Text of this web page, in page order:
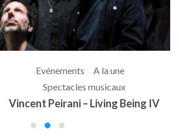
A la une
Evénements
Spectacles musicaux
Vincent Peirani – Living Being IV